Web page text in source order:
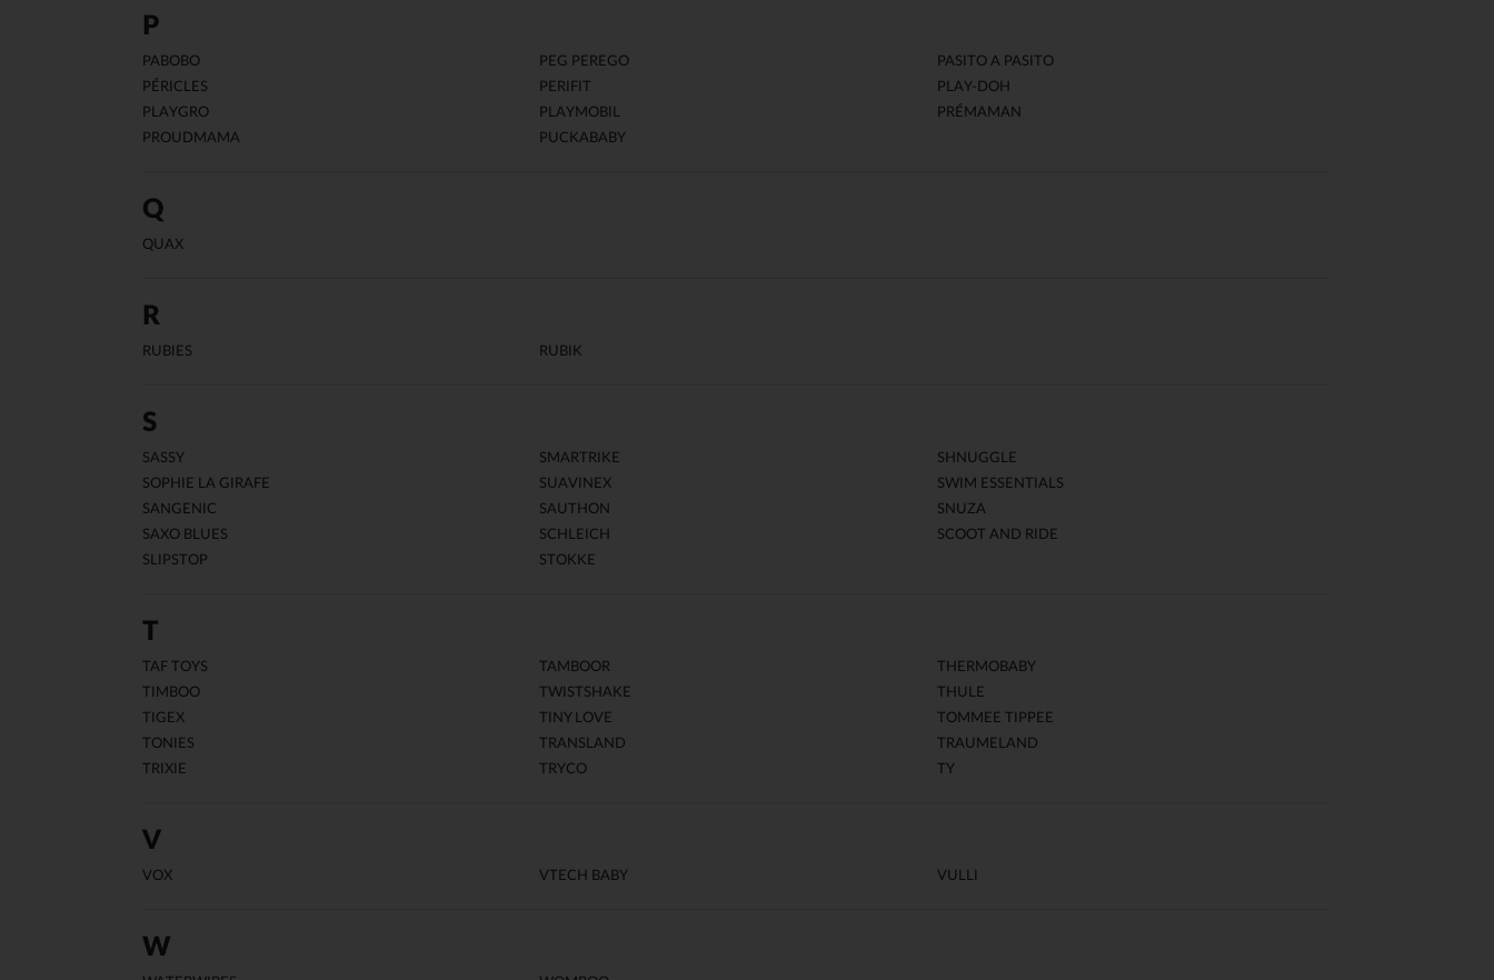
P
PABOBO PEG PEREGO
PASITO A PASITO
PÉRICLES
PERIFIT
PLAY-DOH
PLAYGRO
PLAYMOBIL
PRÉMAMAN
PROUDMAMA
PUCKABABY
Q
QUAX
R
RUBIES RUBIK
S
SASSY SMARTRIKE
SHNUGGLE
SOPHIE LA GIRAFE
SUAVINEX
SWIM ESSENTIALS
SANGENIC
SAUTHON
SNUZA
SAXO BLUES
SCHLEICH
SCOOT AND RIDE
SLIPSTOP
STOKKE
T
TAF TOYS TAMBOOR
THERMOBABY
TIMBOO
TWISTSHAKE
THULE
TIGEX
TINY LOVE
TOMMEE TIPPEE
TONIES
TRANSLAND
TRAUMELAND
TRIXIE
TRYCO TY
V
VOX VTECH BABY VULLI
W